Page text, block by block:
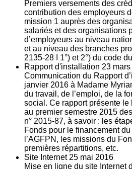
Premiers versements des
contribution des employeurs
mission 1 auprès des
salariés et des organisations
d’employeurs au niveau
et au niveau des branches
2135‐28 I 1°) et 2°) du code
Rapport d'installation 23
Communication du Rapport
janvier 2016 à Madame
du travail, de l’emploi, de la
social. Ce rapport présente
au premier semestre 2015
n° 2015-87, à savoir : les
Fonds pour le financement
l’AGFPN, les missions du
premières répartitions, etc.
Site Internet 25 mai 2016
Mise en ligne du site Internet